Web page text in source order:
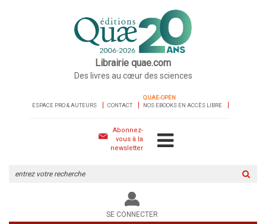
Librairie quae.com
Des livres au cœur des sciences
ESPACE PRO & AUTEURS CONTACT
QUAE-OPEN
NOS EBOOKS EN ACCÈS LIBRE
Abonnez-
vous à la
newsletter
le
site
SE CONNECTER